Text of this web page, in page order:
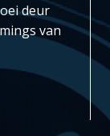
deur
van